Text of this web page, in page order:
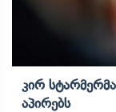
Კირ
Აპირებს